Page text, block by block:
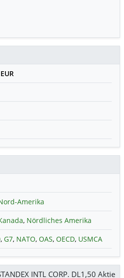
Amerika
, Nördliches Amerika
, G7, NATO, OAS, OECD, USMCA
INTL CORP. DL1,50 Aktie